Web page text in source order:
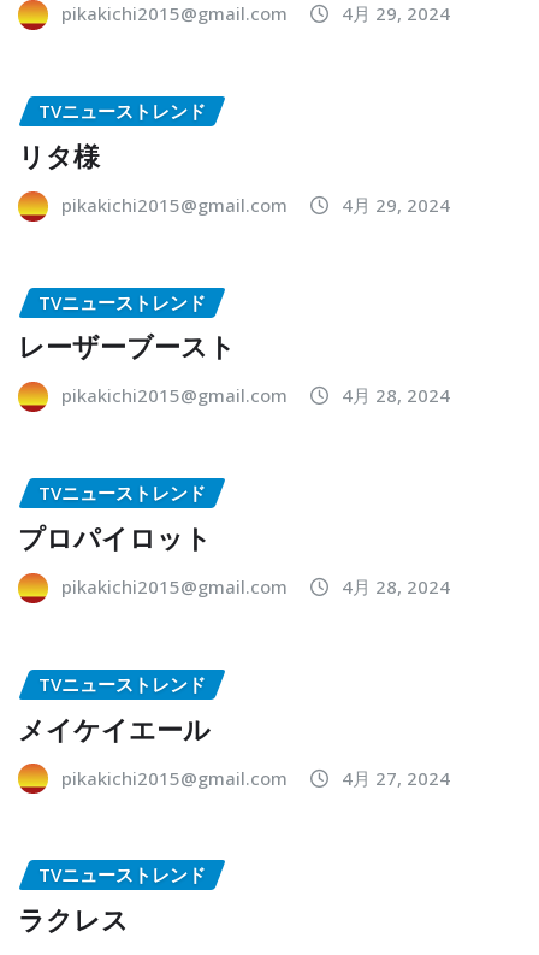
pikakichi2015@gmail.com 4月 29, 2024
TVニューストレンド
リタ様
pikakichi2015@gmail.com 4月 29, 2024
TVニューストレンド
レーザーブースト
pikakichi2015@gmail.com 4月 28, 2024
TVニューストレンド
プロパイロット
pikakichi2015@gmail.com 4月 28, 2024
TVニューストレンド
メイケイエール
pikakichi2015@gmail.com 4月 27, 2024
TVニューストレンド
ラクレス